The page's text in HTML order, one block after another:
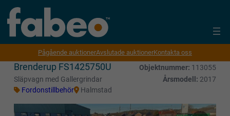
Pågående auktionerAvslutade auktionerKontakta oss
Brenderup FS1425750U Objektnummer: 113055
Släpvagn med Gallergrindar
Årsmodell: 2017
Fordonstillbehör
Halmstad